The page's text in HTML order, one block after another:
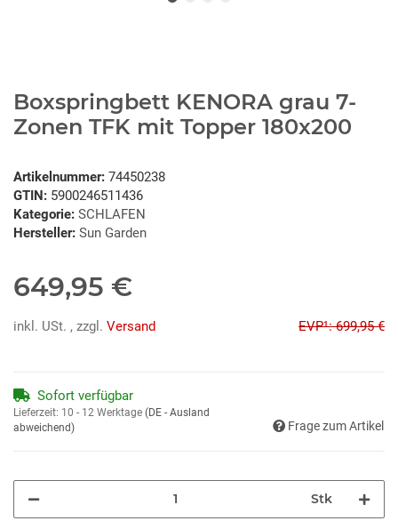
Boxspringbett KENORA grau 7-
Zonen TFK mit Topper 180x200
Artikelnummer: 74450238
GTIN: 5900246511436
Kategorie: SCHLAFEN
Hersteller: Sun Garden
649,95 €
inkl. USt. , zzgl. Versand EVP¹: 699,95 €
Sofort verfügbar
Lieferzeit: 10 - 12 Werktage (DE - Ausland
abweichend)
Frage zum Artikel
Stk